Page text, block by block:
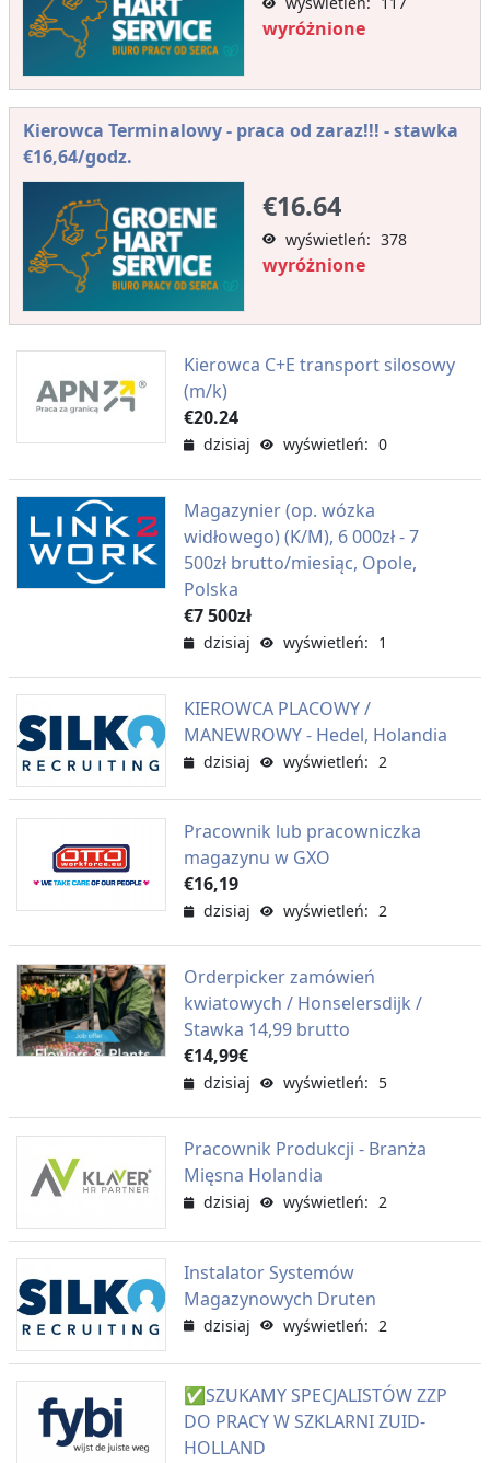
wyróżnione
Kierowca Terminalowy - praca od zaraz!!! - stawka
€16,64/godz.
€16.64
wyświetleń: 378
wyróżnione
Kierowca C+E transport silosowy
(m/k)
€20.24
dzisiaj wyświetleń: 0
Magazynier (op. wózka
widłowego) (K/M), 6 000zł - 7
500zł brutto/miesiąc, Opole,
Polska
€7 500zł
dzisiaj wyświetleń: 1
KIEROWCA PLACOWY /
MANEWROWY - Hedel, Holandia
dzisiaj wyświetleń: 2
Pracownik lub pracowniczka
magazynu w GXO
€16,19
dzisiaj wyświetleń: 2
Orderpicker zamówień
kwiatowych / Honselersdijk /
Stawka 14,99 brutto
€14,99€
dzisiaj wyświetleń: 5
Pracownik Produkcji - Branża
Mięsna Holandia
dzisiaj wyświetleń: 2
Instalator Systemów
Magazynowych Druten
dzisiaj wyświetleń: 2
✅SZUKAMY SPECJALISTÓW ZZP
DO PRACY W SZKLARNI ZUID-
HOLLAND